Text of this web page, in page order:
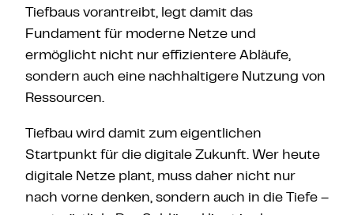
Tiefbaus vorantreibt, legt damit das
Fundament für moderne Netze und
ermöglicht nicht nur effizientere Abläufe,
sondern auch eine nachhaltigere Nutzung von
Ressourcen.
Tiefbau wird damit zum eigentlichen
Startpunkt für die digitale Zukunft. Wer heute
digitale Netze plant, muss daher nicht nur
nach vorne denken, sondern auch in die Tiefe –